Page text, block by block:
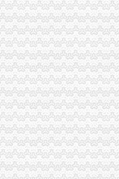
国产业经济信息网
问
-环球网校
关更改备案？
口货物收发货人报关注册
密”-搜狐